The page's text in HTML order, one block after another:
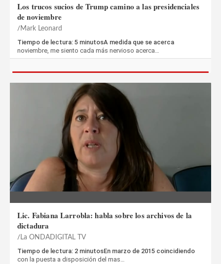
Los trucos sucios de Trump camino a las presidenciales
de noviembre
Mark Leonard
Tiempo de lectura: 5 minutosA medida que se acerca
noviembre, me siento cada más nervioso acerca…
Lic. Fabiana Larrobla: habla sobre los archivos de la
dictadura
La ONDADIGITAL TV
Tiempo de lectura: 2 minutosEn marzo de 2015 coincidiendo
con la puesta a disposición del mas…